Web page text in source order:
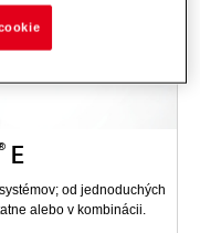
E
od jednoduchých
alebo v kombinácii.